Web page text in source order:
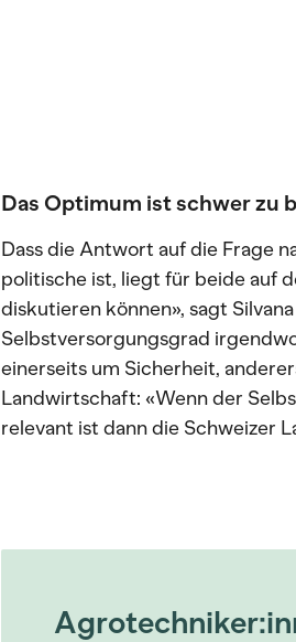
Das Optimum ist schwer zu
Dass die Antwort auf die Frage
politische ist, liegt für beide auf
diskutieren können», sagt
Selbstversorgungsgrad
einerseits um Sicherheit,
Landwirtschaft: «Wenn der
relevant ist dann die Schweizer